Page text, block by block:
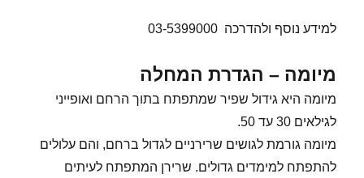
למידע נוסף ולהדרכה 03-5399000
מיומה – הגדרת המחלה
מיומה היא גידול שפיר שמתפתח בתוך הרחם ואופייני
לגילאים 30 עד 50.
מיומה גורמת לגושים שרירניים לגדול ברחם, והם עלולים
להתפתח למימדים גדולים. שרירן המתפתח לעיתים